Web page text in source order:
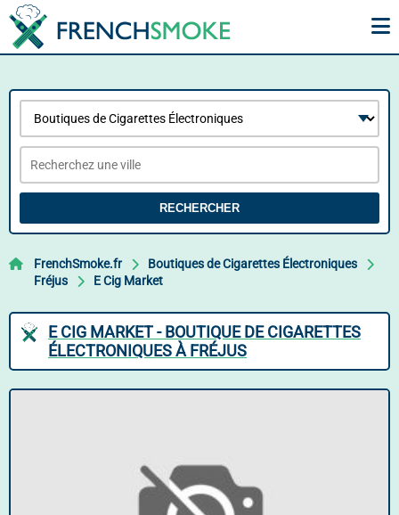
RECHERCHER
FrenchSmoke.fr
Boutiques de Cigarettes Électroniques
Fréjus
E Cig Market
E CIG MARKET - BOUTIQUE DE CIGARETTES
ÉLECTRONIQUES À FRÉJUS